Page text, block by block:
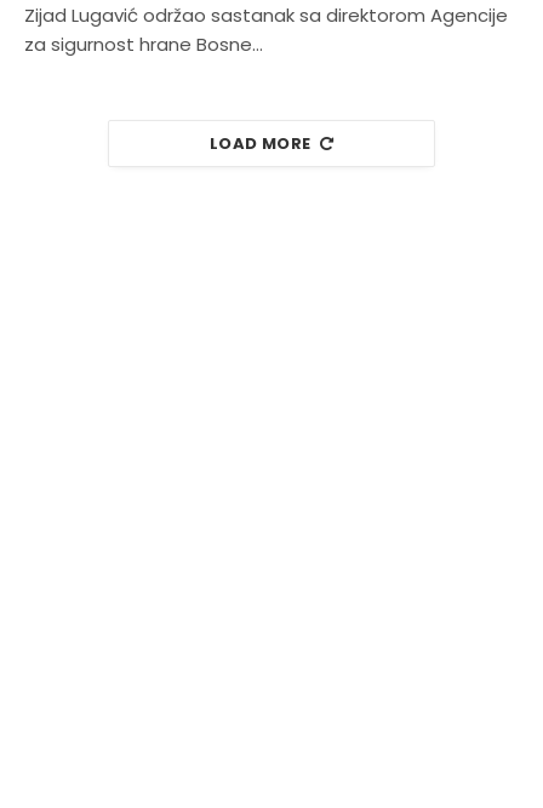
Zijad Lugavić održao sastanak sa direktorom Agencije
za sigurnost hrane Bosne…
LOAD MORE